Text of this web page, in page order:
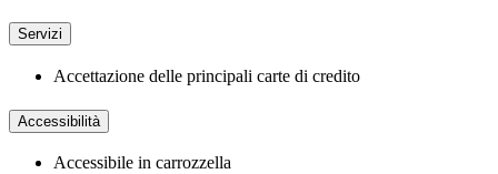
Servizi
Accettazione delle principali carte di credito
Accessibilità
Accessibile in carrozzella